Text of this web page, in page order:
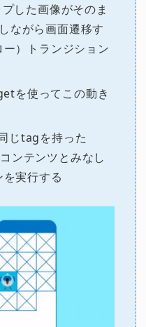
した画像がそのま
ながら画面遷移す
）トランジション
を使ってこの動き
じtagを持った
ンテンツとみなし
実行する